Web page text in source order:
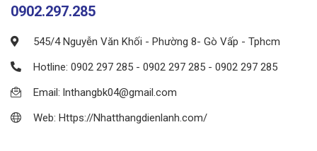
0902.297.285
545/4 Nguyễn Văn Khối - Phường 8- Gò Vấp - Tphcm
Hotline: 0902 297 285 - 0902 297 285 - 0902 297 285
Email: lnthangbk04@gmail.com
Web: Https://Nhatthangdienlanh.com/